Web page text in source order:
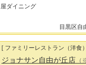
屋ダイニング
目黒区自
[ ファミリーレストラン（洋食
ジョナサン自由が丘店 （